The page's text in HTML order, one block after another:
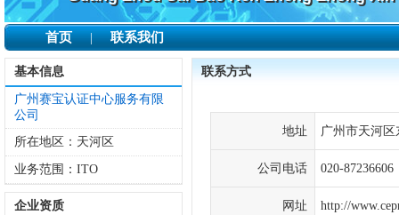
首页 | 联系我们
基本信息
广州赛宝认证中心服务有限
公司
所在地区： 天河区
业务范围： ITO
企业资质
联系方式
地址 广州市天河区
公司电话 020-87236606
网址 http://